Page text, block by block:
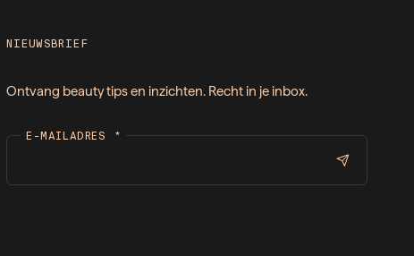
NIEUWSBRIEF
Ontvang beauty tips en inzichten. Recht in je inbox.
E-MAILADRES *